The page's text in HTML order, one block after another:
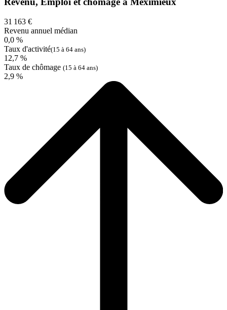
31 163 €
Revenu annuel médian
0,0 %
Taux d'activité(15 à 64 ans)
12,7 %
Taux de chômage (15 à 64 ans)
2,9 %